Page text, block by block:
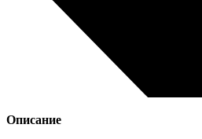
Описание